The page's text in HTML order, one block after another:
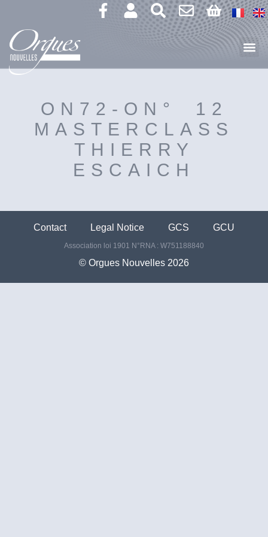
ON72-ON° 12
MASTERCLASS
THIERRY
ESCAICH
©️ Orgues Nouvelles 2026
Association loi 1901 N°RNA : W751188840
Contact Legal Notice GCS GCU